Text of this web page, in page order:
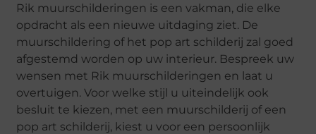
Rik muurschilderingen is een vakman, die elke
opdracht als een nieuwe uitdaging ziet. De
muurschildering of het pop art schilderij zal goed
afgestemd worden op uw interieur. Bespreek uw
wensen met Rik muurschilderingen en laat u
overtuigen. Voor welke stijl u uiteindelijk ook
besluit te kiezen, met een muurschilderij of een
pop art schilderij, kiest u voor een persoonlijk